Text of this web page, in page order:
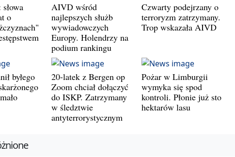
o
AIVD wśród
najlepszych służb
wywiadowczych
Europy. Holendrzy na
podium rankingu
Czwarty podejrzany o
terroryzm zatrzymany.
Trop wskazała AIVD
byłego
20-latek z Bergen op
Zoom chciał dołączyć
do ISKP. Zatrzymany
w śledztwie
antyterrorystycznym
Pożar w Limburgii
wymyka się spod
kontroli. Płonie już sto
hektarów lasu